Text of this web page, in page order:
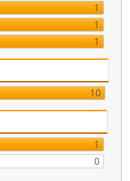
1
1
1
10
1
0